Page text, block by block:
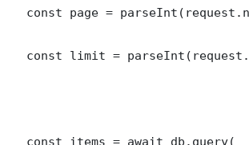
const page =
const limit =
  const items = await db.query(